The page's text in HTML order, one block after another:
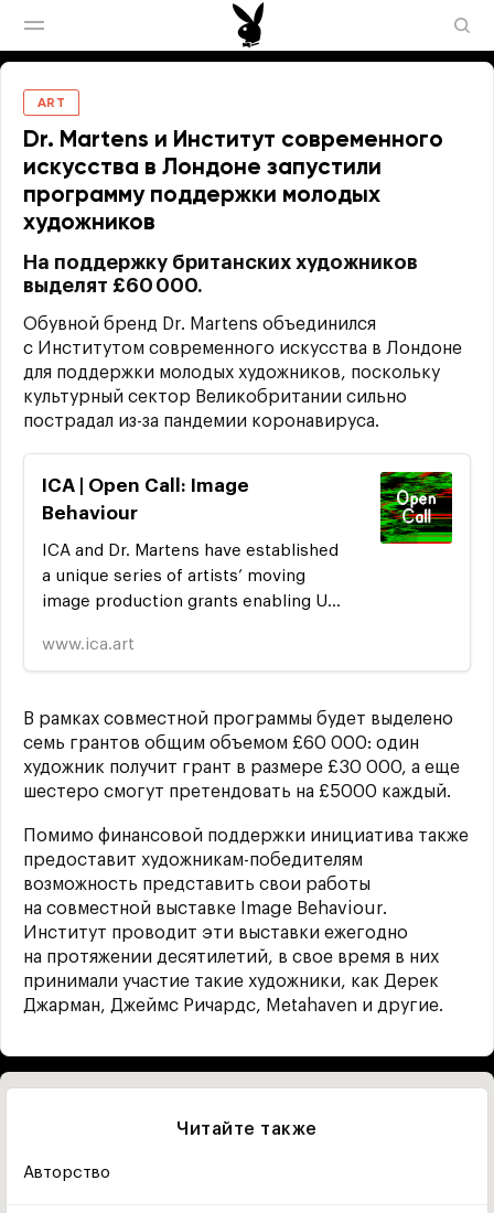
ART
Dr. Martens и Институт современного
искусства в Лондоне запустили
программу поддержки молодых
художников
На поддержку британских художников
выделят £60 000.
Обувной бренд Dr. Martens объединился
с Институтом современного искусства в Лондоне
для поддержки молодых художников, поскольку
культурный сектор Великобритании сильно
пострадал из-за пандемии коронавируса.
ICA | Open Call: Image
Behaviour
ICA and Dr. Martens have established
a unique series of artists’ moving
image production grants enabling UK-
work for inclusion in Image Behaviour
www.ica.art
В рамках совместной программы будет выделено
семь грантов общим объемом £60 000: один
художник получит грант в размере £30 000, а еще
шестеро смогут претендовать на £5000 каждый.
Помимо финансовой поддержки инициатива также
предоставит художникам-победителям
возможность представить свои работы
на совместной выставке Image Behaviour.
Институт проводит эти выставки ежегодно
на протяжении десятилетий, в свое время в них
принимали участие такие художники, как Дерек
Джарман, Джеймс Ричардс, Metahaven и другие.
Читайте также
Авторство